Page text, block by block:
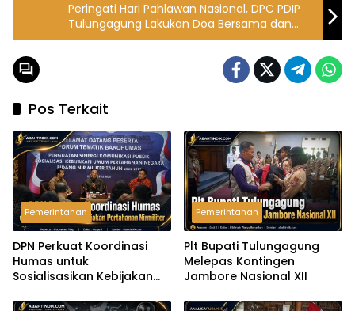
Peringati Hari Pahlawan Nasional, DPC PDIP
Tulungagung Lakukan Doa Bersama dan
Tabur Bunga di TMP
Pos Terkait
Pemerintahan
DPN Perkuat Koordinasi
Humas untuk
Sosialisasikan Kebijakan
Pemerintahan
Plt Bupati Tulungagung
Melepas Kontingen
Jambore Nasional XII